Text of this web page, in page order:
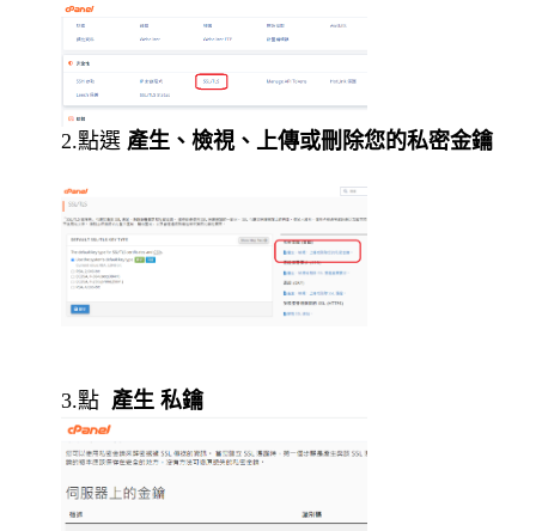
2.點選 產生、檢視、上傳或刪除您的私密金鑰
3.點 產生 私鑰